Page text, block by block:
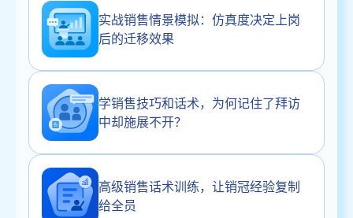
实战销售情景模拟：仿真度决定上岗
后的迁移效果
学销售技巧和话术，为何记住了拜访
中却施展不开？
高级销售话术训练，让销冠经验复制
给全员